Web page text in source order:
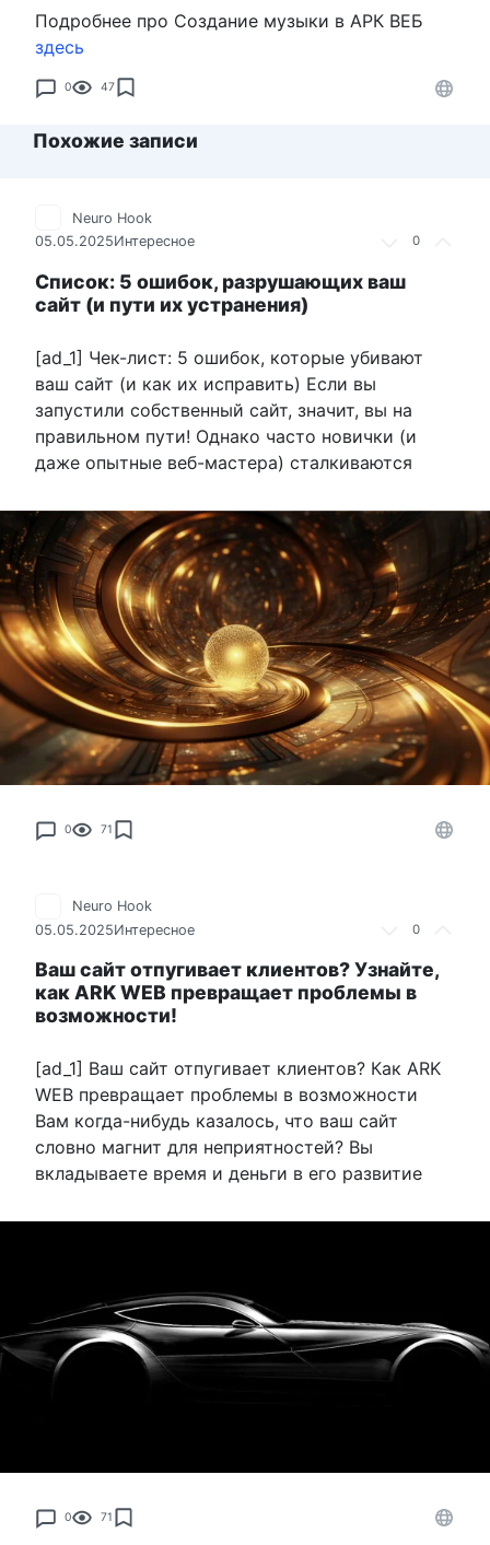
Подробнее про Создание музыки в АРК ВЕБ
здесь
0 47
Похожие записи
0
Neuro Hook
05.05.2025Интересное
Список: 5 ошибок, разрушающих ваш
сайт (и пути их устранения)
[ad_1] Чек-лист: 5 ошибок, которые убивают
ваш сайт (и как их исправить) Если вы
запустили собственный сайт, значит, вы на
правильном пути! Однако часто новички (и
даже опытные веб-мастера) сталкиваются
0 71
0
Neuro Hook
05.05.2025Интересное
Ваш сайт отпугивает клиентов? Узнайте,
как ARK WEB превращает проблемы в
возможности!
[ad_1] Ваш сайт отпугивает клиентов? Как ARK
WEB превращает проблемы в возможности
Вам когда-нибудь казалось, что ваш сайт
словно магнит для неприятностей? Вы
вкладываете время и деньги в его развитие
0 71